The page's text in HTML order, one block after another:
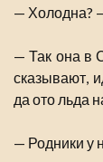
— Холодна?
— Так она в
сказывают,
да ото льда
— Родники у